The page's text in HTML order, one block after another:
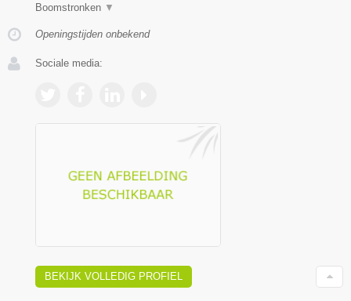
Boomstronken ▼
Openingstijden onbekend
Sociale media:
BEKIJK VOLLEDIG PROFIEL